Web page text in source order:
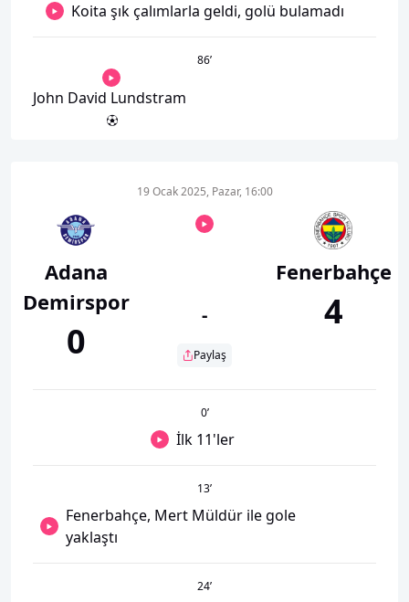
Koita şık çalımlarla geldi, golü bulamadı
86’
John David Lundstram
Adana
Demirspor
0
19 Ocak 2025, Pazar, 16:00
-
Paylaş
Fenerbahçe
4
0’
İlk 11'ler
13’
Fenerbahçe, Mert Müldür ile gole
yaklaştı
24’